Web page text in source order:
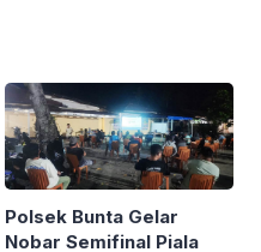
Polsek Bunta Gelar
Nobar Semifinal Piala